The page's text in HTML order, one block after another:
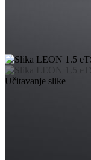
Učitavanje slike